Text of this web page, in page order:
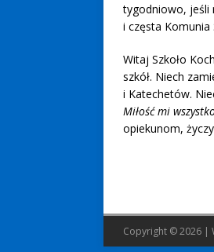
tygodniowo, jeśli
i częsta Komunia
Witaj Szkoło
szkół. Niech
i Katechetów.
Miłość mi
opiekunom,
Copyright © 2026 |